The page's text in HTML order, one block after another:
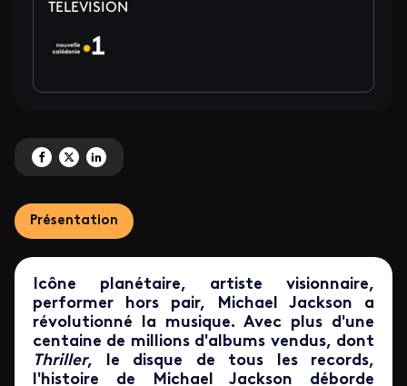
TELEVISION
Partagez 'La 1<sup>ère</sup> consacre une soirée spéciale à Michael
Partagez 'La 1<sup>ère</sup> consacre une soirée spéciale à Michael
Partagez 'La 1<sup>ère</sup> consacre une soirée spéciale à
Présentation
Icône planétaire, artiste visionnaire,
performer hors pair, Michael Jackson a
révolutionné la musique. Avec plus d'une
centaine de millions d'albums vendus, dont
Thriller, le disque de tous les records,
l'histoire de Michael Jackson déborde